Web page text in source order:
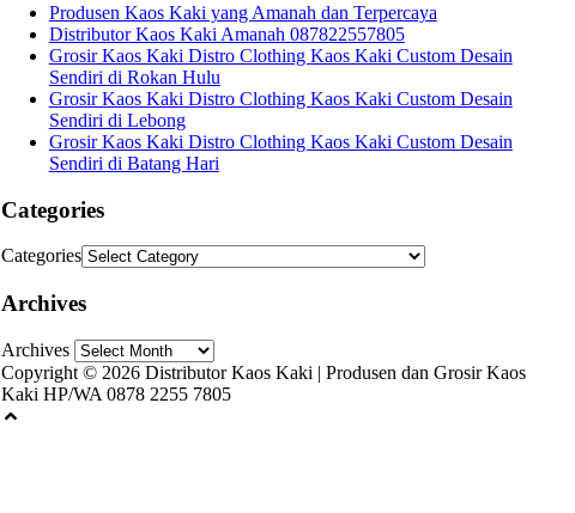
Produsen Kaos Kaki yang Amanah dan Terpercaya
Distributor Kaos Kaki Amanah 087822557805
Grosir Kaos Kaki Distro Clothing Kaos Kaki Custom Desain
Sendiri di Rokan Hulu
Grosir Kaos Kaki Distro Clothing Kaos Kaki Custom Desain
Sendiri di Lebong
Grosir Kaos Kaki Distro Clothing Kaos Kaki Custom Desain
Sendiri di Batang Hari
Categories
Categories
Archives
Archives
Copyright © 2026 Distributor Kaos Kaki | Produsen dan Grosir Kaos
Kaki HP/WA 0878 2255 7805